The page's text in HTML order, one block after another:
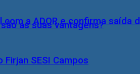
as suas vantagens?
a ADOR e confirma saída
SESI Campos